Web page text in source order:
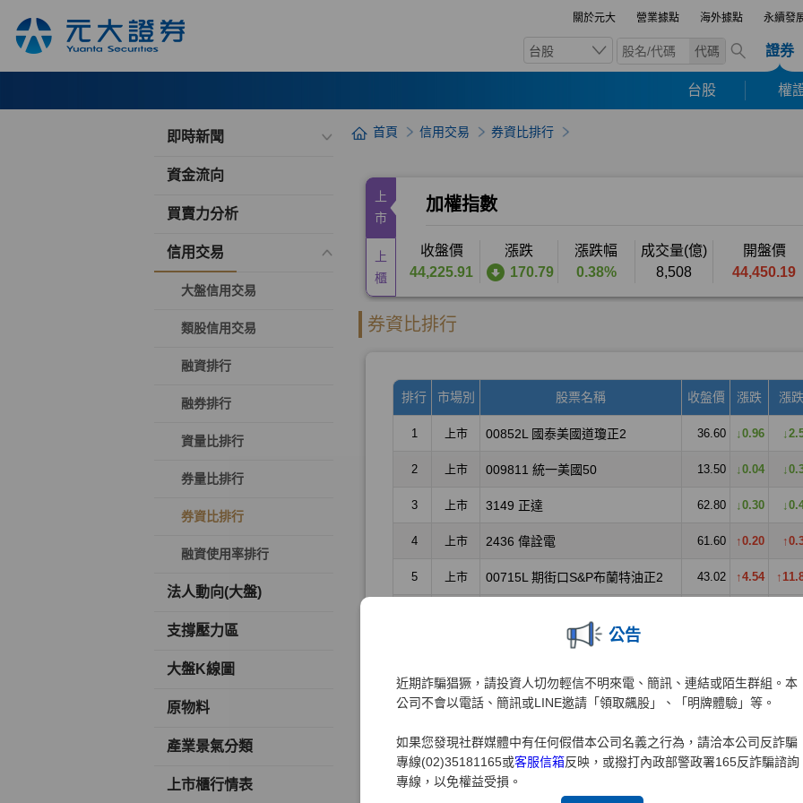
關於元大 營業據點 海外據點 永續發
台股 代碼 證券
台股 權
公告
近期詐騙猖獗，請投資人切勿輕信不明來電、簡訊、連結或陌生群組。本
公司不會以電話、簡訊或LINE邀請「領取飆股」、「明牌體驗」等。
如果您發現社群媒體中有任何假借本公司名義之行為，請洽本公司反詐騙
專線(02)35181165或客服信箱反映，或撥打內政部警政署165反詐騙諮詢
專線，以免權益受損。
即時新聞
資金流向
買賣力分析
信用交易
大盤信用交易
類股信用交易
融資排行
融券排行
資量比排行
券量比排行
券資比排行
融資使用率排行
法人動向(大盤)
支撐壓力區
大盤K線圖
原物料
產業景氣分類
上市櫃行情表
首頁 信用交易 券資比排行